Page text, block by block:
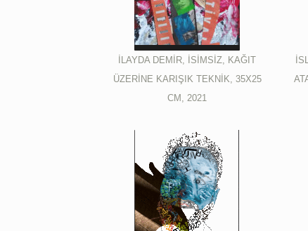
İLAYDA DEMİR, İSİMSİZ, KAĞIT
ÜZERİNE KARIŞIK TEKNİK, 35X25
CM, 2021